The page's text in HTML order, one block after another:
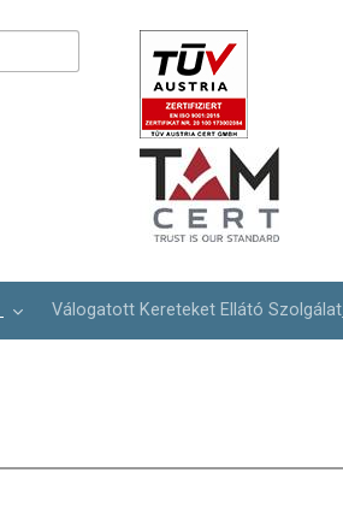
Válogatott Kereteket Ellátó Szolgálat